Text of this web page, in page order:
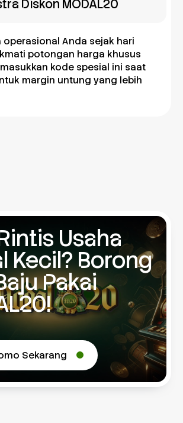
Diskon MODAL20
operasional Anda sejak hari
potongan harga khusus
kode spesial ini saat
margin untung yang lebih
Usaha
Kecil? Borong
Pakai
Sekarang